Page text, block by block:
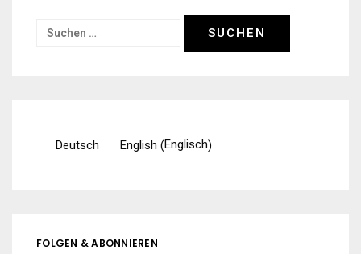
Suchen
Deutsch English (Englisch)
FOLGEN & ABONNIEREN